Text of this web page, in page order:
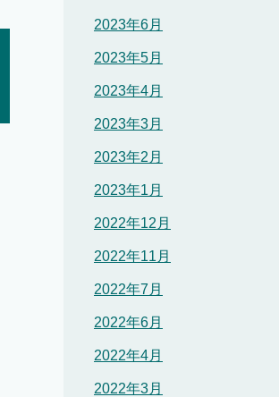
2023年6月
2023年5月
2023年4月
2023年3月
2023年2月
2023年1月
2022年12月
2022年11月
2022年7月
2022年6月
2022年4月
2022年3月